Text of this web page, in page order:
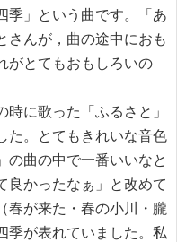
季」という曲です。「あ
さんが，曲の途中におも
がとてもおもしろいの
時に歌った「ふるさと」
た。とてもきれいな音色
の曲の中で一番いいなと
良かったなぁ」と改めて
春が来た・春の小川・朧
季が表れていました。私